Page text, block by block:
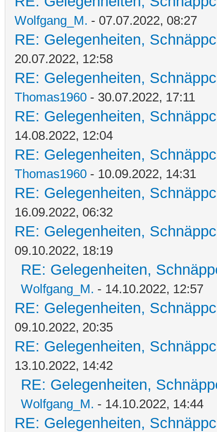
Wolfgang_M. - 07.07.2022, 08:27
RE: Gelegenheiten,
20.07.2022, 12:58
RE: Gelegenheiten,
Thomas1960 - 30.07.2022, 17:11
RE: Gelegenheiten,
14.08.2022, 12:04
RE: Gelegenheiten,
Thomas1960 - 10.09.2022, 14:31
RE: Gelegenheiten,
16.09.2022, 06:32
RE: Gelegenheiten,
09.10.2022, 18:19
RE: Gelegenheiten,
Wolfgang_M. - 14.10.2022, 12:57
RE: Gelegenheiten,
09.10.2022, 20:35
RE: Gelegenheiten,
13.10.2022, 14:42
RE: Gelegenheiten,
Wolfgang_M. - 14.10.2022, 14:44
RE: Gelegenheiten,